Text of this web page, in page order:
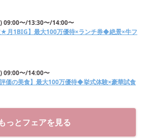
)09:00〜/13:30〜/14:00〜
★月1BIG】最大100万優待×ランチ券◆絶景×牛フ
)09:00〜/14:00〜
評価の美食】最大100万優待◆挙式体験×豪華試食
もっとフェアを見る